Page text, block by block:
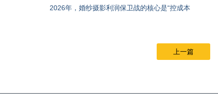
2026年，婚纱摄影利润保卫战的核心是“控成本
上一篇